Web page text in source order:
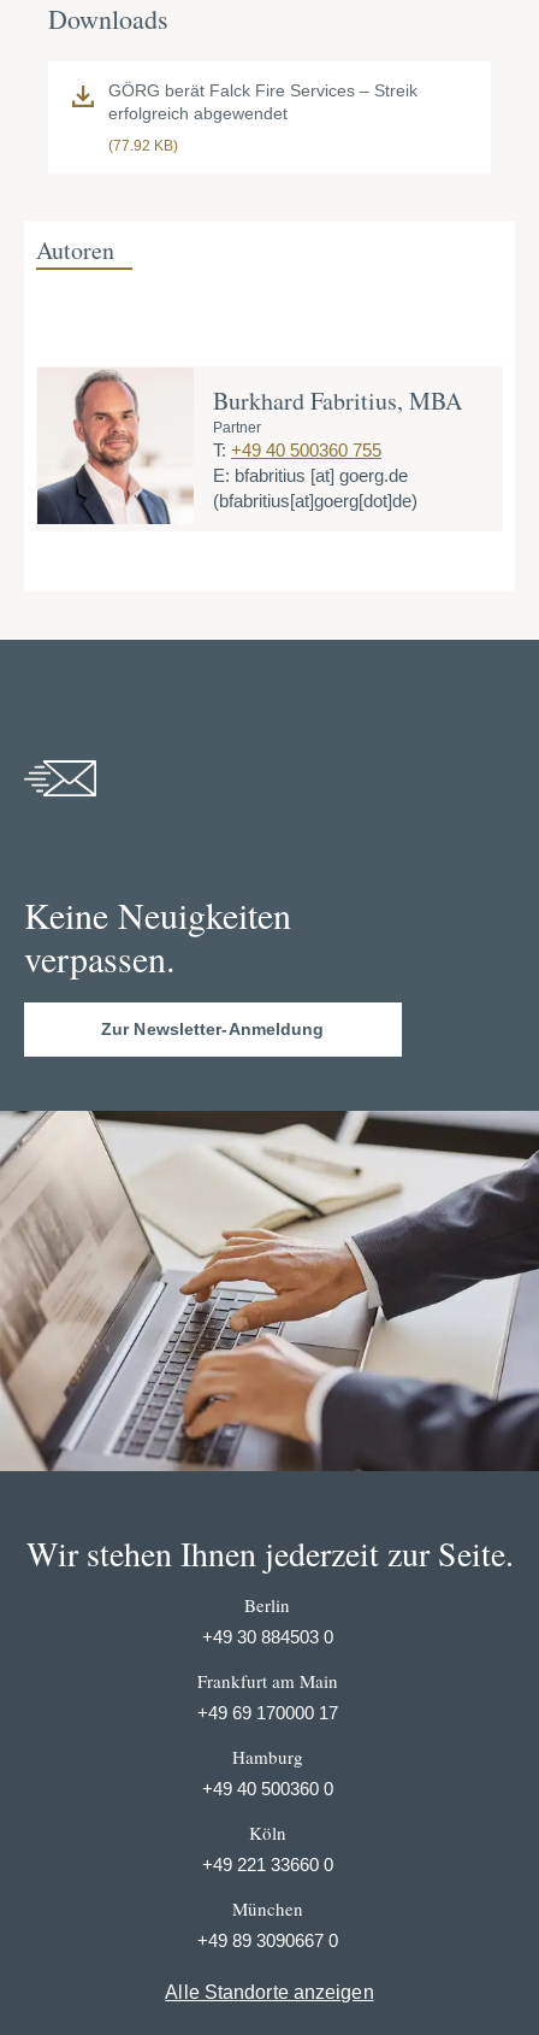
Downloads
GÖRG berät Falck Fire Services – Streik
erfolgreich abgewendet
(77.92 KB)
Autoren
Burkhard Fabritius, MBA
Partner
T: +49 40 500360 755
E: bfabritius [at] goerg.de
(bfabritius[at]goerg[dot]de)
Keine Neuigkeiten
verpassen.
Zur Newsletter-Anmeldung
Wir stehen Ihnen jederzeit zur Seite.
Berlin
+49 30 884503 0
Frankfurt am Main
+49 69 170000 17
Hamburg
+49 40 500360 0
Köln
+49 221 33660 0
München
+49 89 3090667 0
Alle Standorte anzeigen